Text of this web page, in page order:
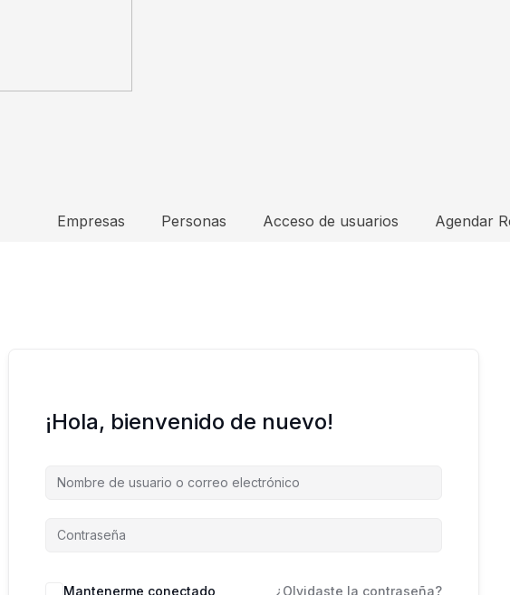
Empresas
Personas Acceso de usuarios Agendar
¡Hola, bienvenido de nuevo!
Mantenerme conectado ¿Olvidaste la contraseña?